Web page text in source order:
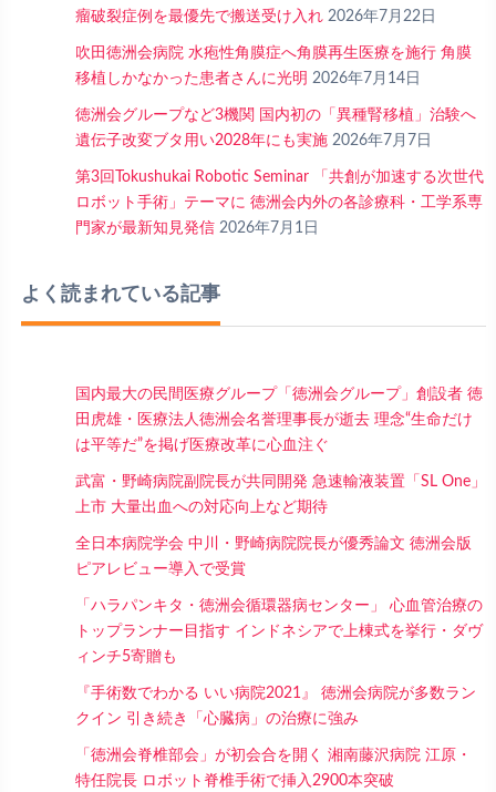
瘤破裂症例を最優先で搬送受け入れ 2026年7月22日
吹田徳洲会病院 水疱性角膜症へ角膜再生医療を施行 角膜
移植しかなかった患者さんに光明 2026年7月14日
徳洲会グループなど3機関 国内初の「異種腎移植」治験へ
遺伝子改変ブタ用い2028年にも実施 2026年7月7日
第3回Tokushukai Robotic Seminar 「共創が加速する次世代
ロボット手術」テーマに 徳洲会内外の各診療科・工学系専
門家が最新知見発信 2026年7月1日
よく読まれている記事
国内最大の民間医療グループ「徳洲会グループ」創設者 徳
田虎雄・医療法人徳洲会名誉理事長が逝去 理念“生命だけ
は平等だ”を掲げ医療改革に心血注ぐ
武富・野崎病院副院長が共同開発 急速輸液装置「SL One」
上市 大量出血への対応向上など期待
全日本病院学会 中川・野崎病院院長が優秀論文 徳洲会版
ピアレビュー導入で受賞
「ハラパンキタ・徳洲会循環器病センター」 心血管治療の
トップランナー目指す インドネシアで上棟式を挙行・ダヴ
ィンチ5寄贈も
『手術数でわかる いい病院2021』 徳洲会病院が多数ラン
クイン 引き続き「心臓病」の治療に強み
「徳洲会脊椎部会」が初会合を開く 湘南藤沢病院 江原・
特任院長 ロボット脊椎手術で挿入2900本突破